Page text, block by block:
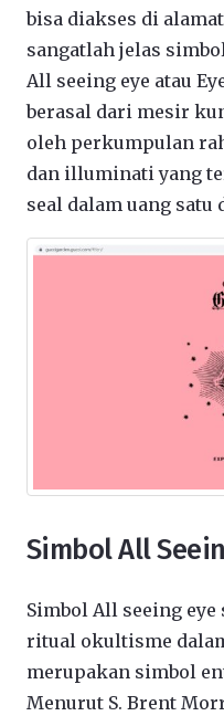
bisa diakses di alamat
sangatlah jelas
All seeing eye atau
berasal dari mesir
oleh perkumpulan
dan illuminati yang
seal dalam uang satu
Simbol All
Simbol All seeing
ritual okultisme
merupakan simbol
Menurut S. Brent